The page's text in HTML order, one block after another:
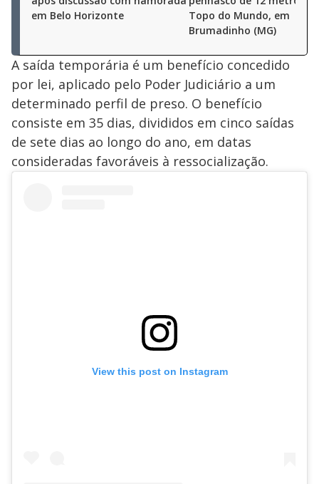
em Belo Horizonte
Topo do Mundo, em
Brumadinho (MG)
A saída temporária é um benefício concedido
por lei, aplicado pelo Poder Judiciário a um
determinado perfil de preso. O benefício
consiste em 35 dias, divididos em cinco saídas
de sete dias ao longo do ano, em datas
consideradas favoráveis à ressocialização.
View this post on Instagram